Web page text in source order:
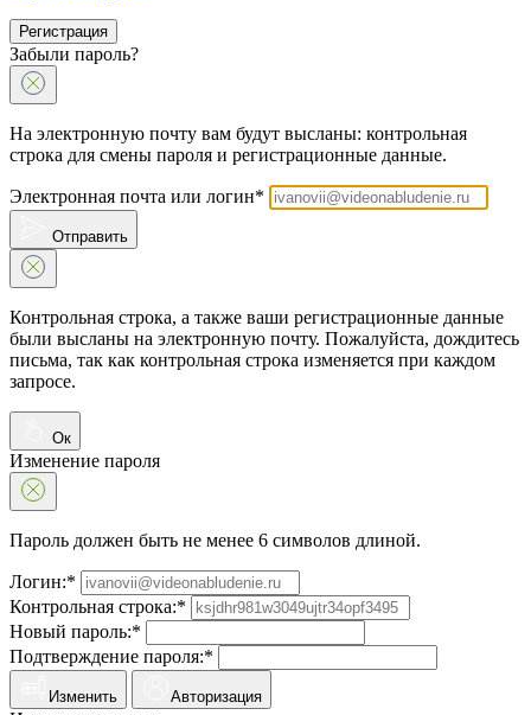
Регистрация
Забыли пароль?
На электронную почту вам будут высланы: контрольная
строка для смены пароля и регистрационные данные.
Электронная почта или логин*
Отправить
Контрольная строка, а также ваши регистрационные данные
были высланы на электронную почту. Пожалуйста, дождитесь
письма, так как контрольная строка изменяется при каждом
запросе.
Ок
Изменение пароля
Пароль должен быть не менее 6 символов длиной.
Логин:*
Контрольная строка:*
Новый пароль:*
Подтверждение пароля:*
Изменить Авторизация